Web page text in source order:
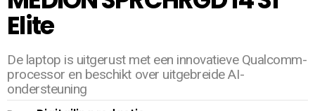
Elite
De laptop is uitgerust met een innovatieve Qualcomm-
processor en beschikt over uitgebreide AI-
ondersteuning